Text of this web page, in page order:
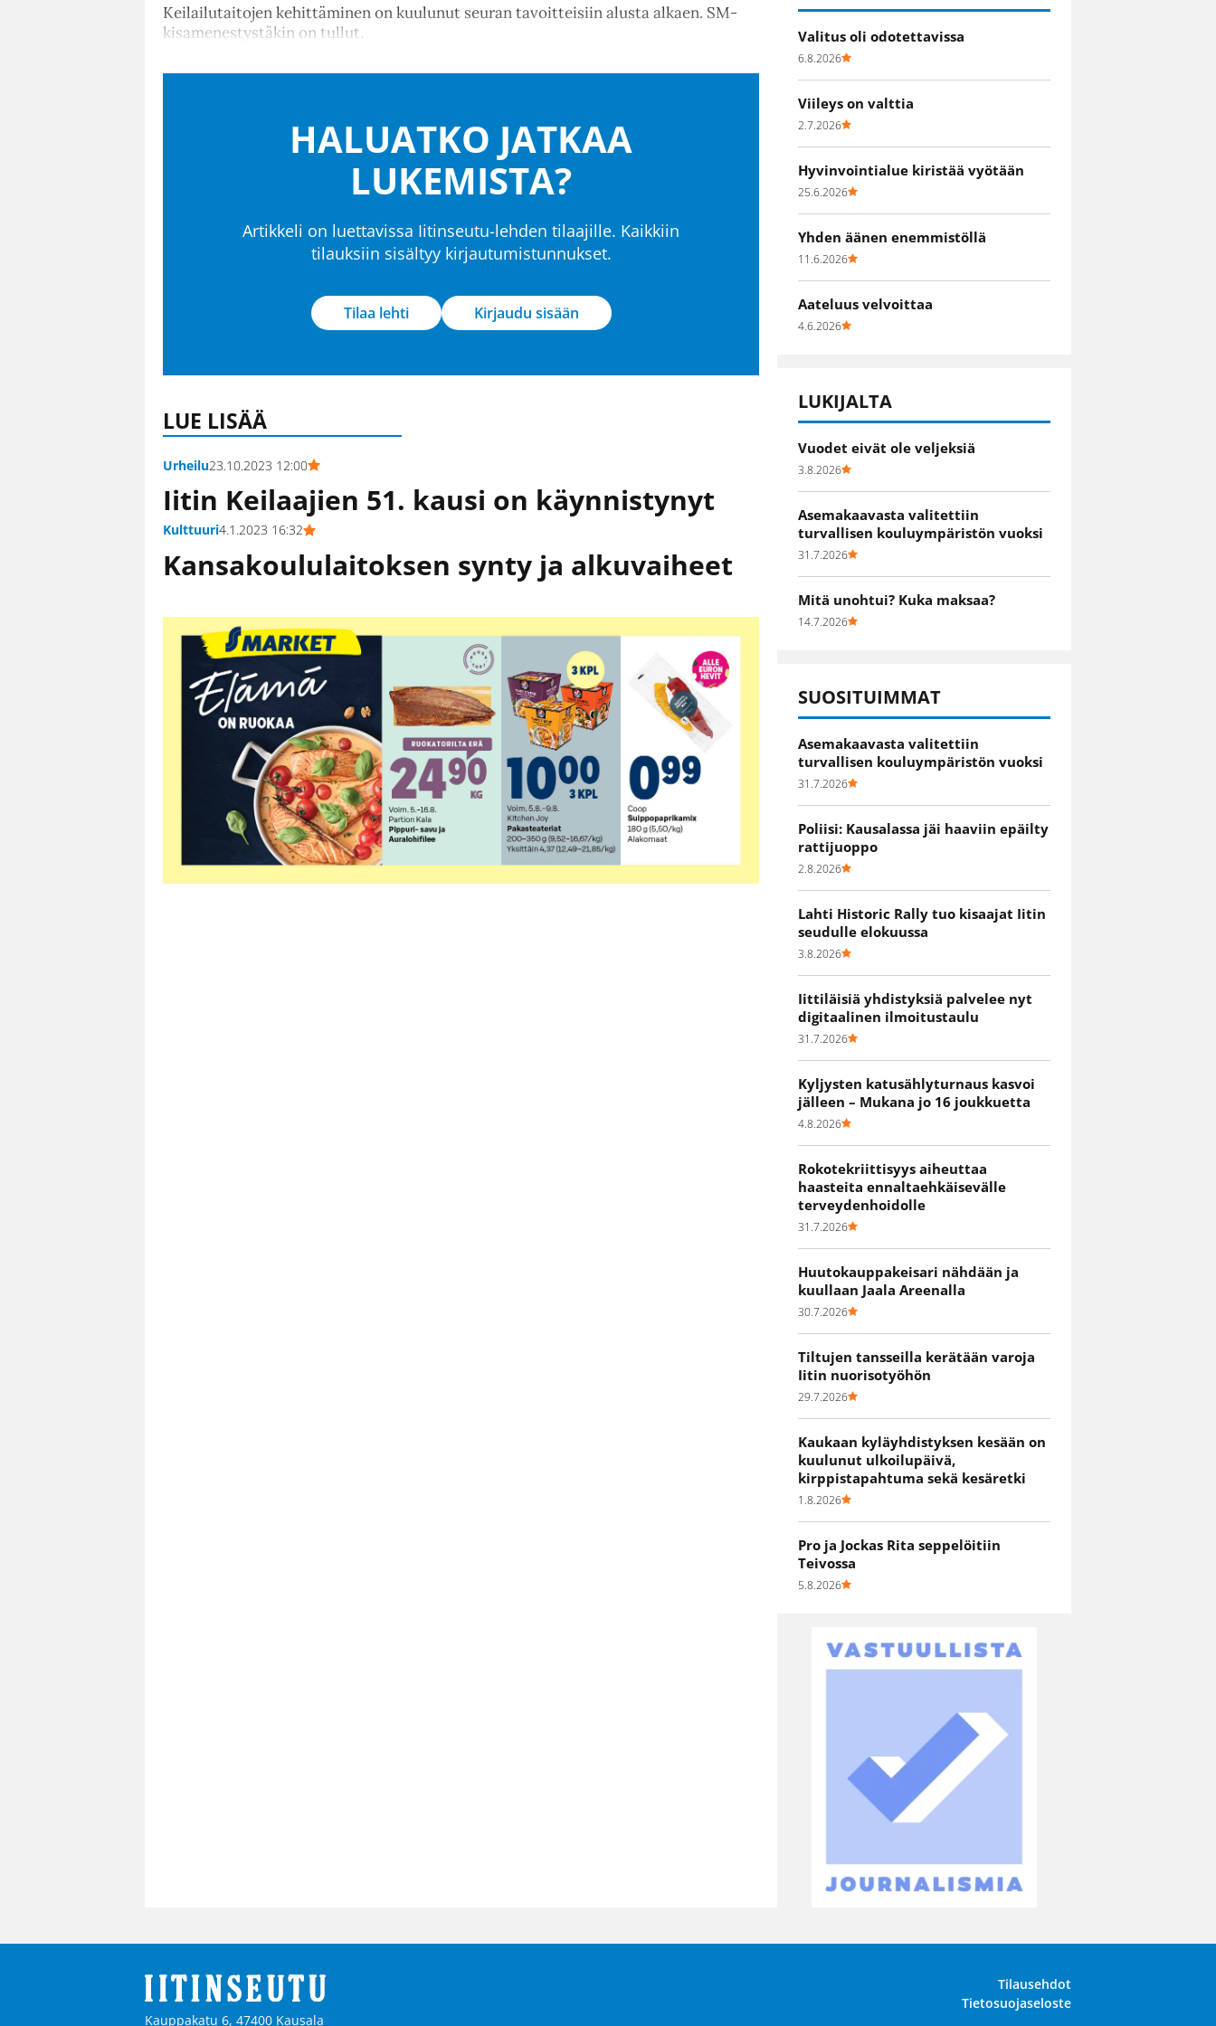
Keilailutaitojen kehittäminen on kuulunut seuran tavoitteisiin alusta alkaen. SM-
kisamenestystäkin on tullut.
HALUATKO JATKAA
LUKEMISTA?
Artikkeli on luettavissa Iitinseutu-lehden tilaajille. Kaikkiin
tilauksiin sisältyy kirjautumistunnukset.
Tilaa lehti Kirjaudu sisään
LUE LISÄÄ
Urheilu23.10.2023 12:00
Iitin Keilaajien 51. kausi on käynnistynyt
Kulttuuri4.1.2023 16:32
Kansakoululaitoksen synty ja alkuvaiheet
Valitus oli odotettavissa
6.8.2026
Viileys on valttia
2.7.2026
Hyvinvointialue kiristää vyötään
25.6.2026
Yhden äänen enemmistöllä
11.6.2026
Aateluus velvoittaa
4.6.2026
LUKIJALTA
Vuodet eivät ole veljeksiä
3.8.2026
Asemakaavasta valitettiin
turvallisen kouluympäristön vuoksi
31.7.2026
Mitä unohtui? Kuka maksaa?
14.7.2026
SUOSITUIMMAT
Asemakaavasta valitettiin
turvallisen kouluympäristön vuoksi
31.7.2026
Poliisi: Kausalassa jäi haaviin epäilty
rattijuoppo
2.8.2026
Lahti Historic Rally tuo kisaajat Iitin
seudulle elokuussa
3.8.2026
Iittiläisiä yhdistyksiä palvelee nyt
digitaalinen ilmoitustaulu
31.7.2026
Kyljysten katusählyturnaus kasvoi
jälleen – Mukana jo 16 joukkuetta
4.8.2026
Rokotekriittisyys aiheuttaa
haasteita ennaltaehkäisevälle
terveydenhoidolle
31.7.2026
Huutokauppakeisari nähdään ja
kuullaan Jaala Areenalla
30.7.2026
Tiltujen tansseilla kerätään varoja
Iitin nuorisotyöhön
29.7.2026
Kaukaan kyläyhdistyksen kesään on
kuulunut ulkoilupäivä,
kirppistapahtuma sekä kesäretki
1.8.2026
Pro ja Jockas Rita seppelöitiin
Teivossa
5.8.2026
Kauppakatu 6, 47400 Kausala
Tilausehdot
Tietosuojaseloste